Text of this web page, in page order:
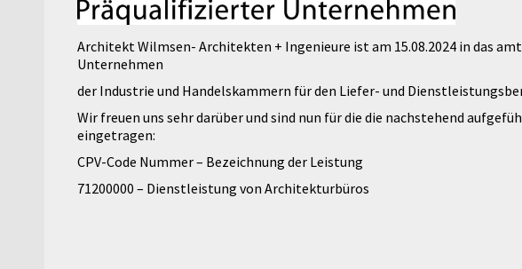
Architekt Wilmsen- Architekten + Ingenieure ist am 15.08.2024 in das
Unternehmen
der Industrie und Handelskammern für den Liefer- und
Wir freuen uns sehr darüber und sind nun für die die nachstehend
eingetragen:
CPV-Code Nummer – Bezeichnung der Leistung
71200000 – Dienstleistung von Architekturbüros